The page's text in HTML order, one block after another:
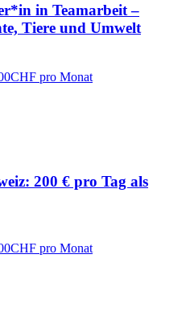
in Teamarbeit –
Tiere und Umwelt
pro Monat
200 € pro Tag als
pro Monat